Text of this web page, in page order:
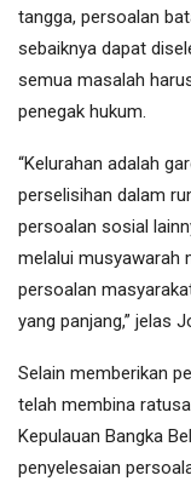
tangga, persoalan
sebaiknya dapat
semua masalah
penegak hukum.
“Kelurahan adalah
perselisihan dalam
persoalan sosial
melalui musyawarah
persoalan
yang panjang,” jelas
Selain memberikan
telah membina
Kepulauan Bangka
penyelesaian